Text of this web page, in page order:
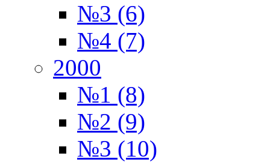
№3 (6)
№4 (7)
2000
№1 (8)
№2 (9)
№3 (10)